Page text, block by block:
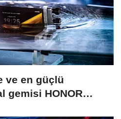
ve en güçlü
gemisi HONOR